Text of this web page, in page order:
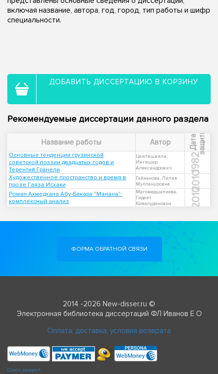
включая название, автора, год, город, тип работы и шифр
специальности.
ДОБАВИТЬ ДИССЕРТАЦИЮ В КОРЗИНУ
Рекомендуемые диссертации данного раздела
Название работы Автор Д
а
т
а
з
а
щ
и
т ы
Основные тенденции грузинской
советской поэзии двадцатых годов и
Терентий Гранели
Цкитишвили,
Ингишер
Александрович
1982
Художественное пространство и время в
прозе Гаяза Исхаки
Гайнанова, Лилия
Муллануровна
2010
Роман Ахмедхана Абу-Бакара "Манана":
комплексный анализ
Магомедшапиева,
Гидаят
Камалудиновна
2010
ФОРМА ОБРАТНОЙ СВЯЗИ
2014 -2026 New-disser.ru ©
Электронная библиотека диссертаций ФЛ Иванов Е О
Оплата, доставка, условия возврата
Check passport